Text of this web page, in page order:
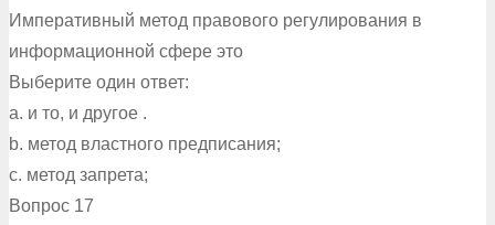
Императивный метод правового регулирования в
информационной сфере это
Выберите один ответ:
a. и то, и другое .
b. метод властного предписания;
c. метод запрета;
Вопрос 17